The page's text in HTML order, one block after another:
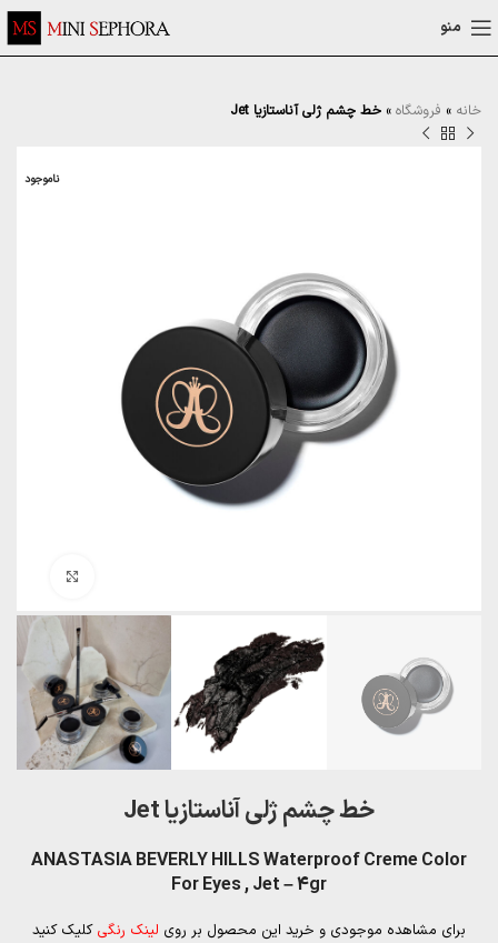
منو
خانه » فروشگاه » خط چشم ژلی آناستازیا Jet
ناموجود
خط چشم ژلی آناستازیا Jet
ANASTASIA BEVERLY HILLS Waterproof Creme Color
For Eyes , Jet – 4gr
برای مشاهده موجودی و خرید این محصول بر روی لینک رنگی کلیک کنید